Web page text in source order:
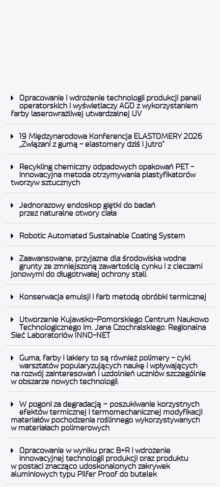
Opracowanie i wdrożenie technologii produkcji paneli
operatorskich i wyświetlaczy AGD z wykorzystaniem
farby laserowrażliwej utwardzalnej UV
19 Międzynarodowa Konferencja ELASTOMERY 2026
„Związani z gumą - elastomery dziś i jutro”
Recykling chemiczny odpadowych opakowań PET -
innowacyjna metoda otrzymywania plastyfikatorów
tworzyw sztucznych
Jednorazowy endoskop giętki do badań
przez naturalne otwory ciała
Robotic Automated Sustainable Coating System
Zaawansowane, przyjazne dla środowiska wodne
grunty ze zmniejszoną zawartością cynku i z cieczami
jonowymi do długotrwałej ochrony stali.
Konserwacja emulsji i farb metodą obróbki termicznej
Utworzenie Kujawsko-Pomorskiego Centrum Naukowo
Technologicznego im. Jana Czochralskiego: Regionalna
Sieć Laboratoriów INNO-NET
Guma, farby i lakiery to są również polimery - cykl
warsztatów popularyzujących naukę i wpływających
na rozwój zainteresowań i uzdolnień uczniów szczególnie
w obszarze nowych technologii.
W pogoni za degradacją – poszukiwanie korzystnych
efektów termicznej i termomechanicznej modyfikacji
materiałów pochodzenia roślinnego wykorzystywanych
w materiałach polimerowych
Opracowanie w wyniku prac B+R i wdrożenie
innowacyjnej technologii produkcji oraz produktu
w postaci znacząco udoskonalonych zakrywek
aluminiowych typu Pilfer Proof do butelek